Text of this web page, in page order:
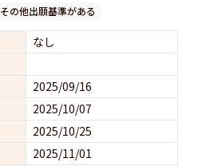
その他出願基準がある
なし
2025/09/16
2025/10/07
2025/10/25
2025/11/01